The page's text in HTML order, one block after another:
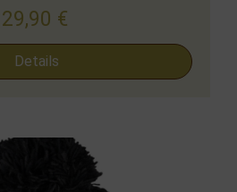
29,90 €
Details